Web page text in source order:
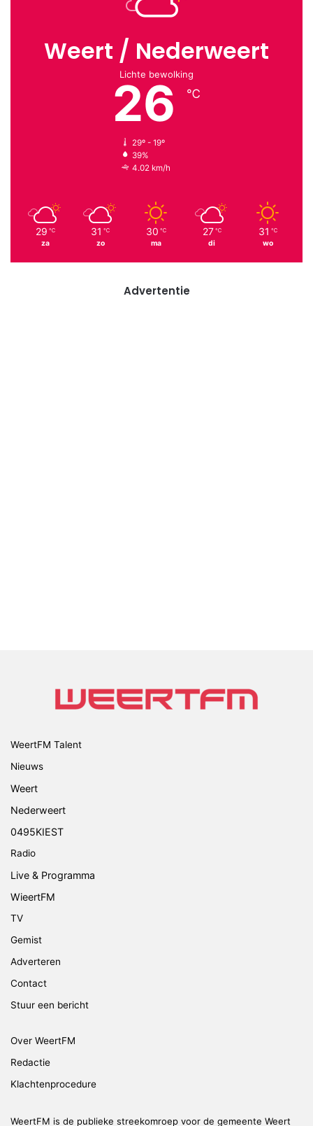
Weert / Nederweert
Lichte bewolking
26 ℃
29º - 19º
39%
4.02 km/h
29 ℃
za
31 ℃
zo
30 ℃
ma
27 ℃
di
31 ℃
wo
Advertentie
WeertFM Talent
Nieuws
Weert
Nederweert
0495KIEST
Radio
Live & Programma
WieertFM
TV
Gemist
Adverteren
Contact
Stuur een bericht
Over WeertFM
Redactie
Klachtenprocedure
WeertFM is de publieke streekomroep voor de gemeente Weert